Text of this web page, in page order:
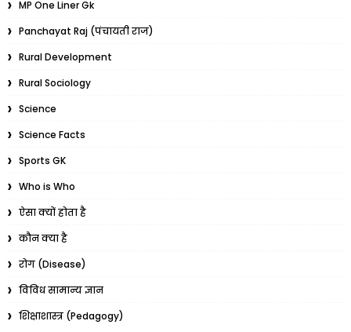
MP One Liner Gk
Panchayat Raj (पंचायती राज)
Rural Development
Rural Sociology
Science
Science Facts
Sports GK
Who is Who
ऐसा क्यों होता है
कौन क्या है
रोग (Disease)
विविध सामान्य ज्ञान
शिक्षाशास्त्र (Pedagogy)